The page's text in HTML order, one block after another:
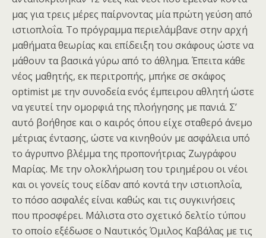
μας για τρεις μέρες παίρνοντας μία πρώτη γεύση από
ιστιοπλοΐα. Το πρόγραμμα περιελάμβανε στην αρχή
μαθήματα θεωρίας και επίδειξη του σκάφους ώστε να
μάθουν τα βασικά γύρω από το άθλημα. Έπειτα κάθε
νέος μαθητής, εκ περιτροπής, μπήκε σε σκάφος
optimist με την συνοδεία ενός έμπειρου αθλητή ώστε
να γευτεί την ομορφιά της πλοήγησης με πανιά. Σ’
αυτό βοήθησε και ο καιρός όπου είχε σταθερό άνεμο
μέτριας έντασης, ώστε να κινηθούν με ασφάλεια υπό
το άγρυπνο βλέμμα της προπονήτριας Ζωγράφου
Μαρίας. Με την ολοκλήρωση του τριημέρου οι νέοι
και οι γονείς τους είδαν από κοντά την ιστιοπλοΐα,
το πόσο ασφαλές είναι καθώς και τις συγκινήσεις
που προσφέρει. Μάλιστα στο σχετικό δελτίο τύπου
το οποίο εξέδωσε ο Ναυτικός Όμιλος Καβάλας με τις